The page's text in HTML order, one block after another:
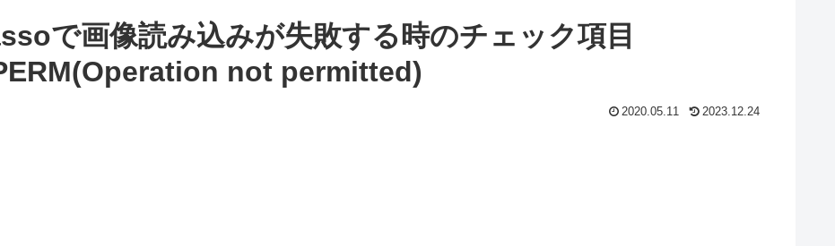
で画像読み込みが失敗する時のチェック項目
not permitted)
2020.05.11 2023.12.24